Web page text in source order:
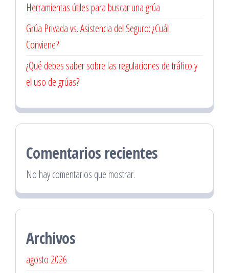
Herramientas útiles para buscar una grúa
Grúa Privada vs. Asistencia del Seguro: ¿Cuál
Conviene?
¿Qué debes saber sobre las regulaciones de tráfico y
el uso de grúas?
Comentarios recientes
No hay comentarios que mostrar.
Archivos
agosto 2026